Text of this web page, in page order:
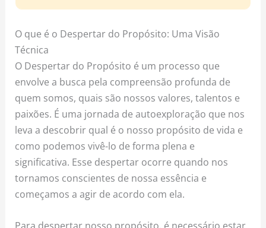
O que é o Despertar do Propósito: Uma Visão
Técnica
O Despertar do Propósito é um processo que
envolve a busca pela compreensão profunda de
quem somos, quais são nossos valores, talentos e
paixões. É uma jornada de autoexploração que nos
leva a descobrir qual é o nosso propósito de vida e
como podemos vivê-lo de forma plena e
significativa. Esse despertar ocorre quando nos
tornamos conscientes de nossa essência e
começamos a agir de acordo com ela.